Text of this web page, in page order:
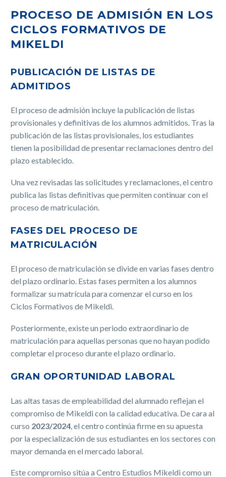
PROCESO DE ADMISIÓN EN LOS
CICLOS FORMATIVOS DE
MIKELDI
PUBLICACIÓN DE LISTAS DE
ADMITIDOS
El proceso de admisión incluye la publicación de listas
provisionales y definitivas de los alumnos admitidos. Tras la
publicación de las listas provisionales, los estudiantes
tienen la posibilidad de presentar reclamaciones dentro del
plazo establecido.
Una vez revisadas las solicitudes y reclamaciones, el centro
publica las listas definitivas que permiten continuar con el
proceso de matriculación.
FASES DEL PROCESO DE
MATRICULACIÓN
El proceso de matriculación se divide en varias fases dentro
del plazo ordinario. Estas fases permiten a los alumnos
formalizar su matrícula para comenzar el curso en los
Ciclos Formativos de Mikeldi.
Posteriormente, existe un periodo extraordinario de
matriculación para aquellas personas que no hayan podido
completar el proceso durante el plazo ordinario.
GRAN OPORTUNIDAD LABORAL
Las altas tasas de empleabilidad del alumnado reflejan el
compromiso de Mikeldi con la calidad educativa. De cara al
curso 2023/2024 , el centro continúa firme en su apuesta
por la especialización de sus estudiantes en los sectores con
mayor demanda en el mercado laboral.
Este compromiso sitúa a Centro Estudios Mikeldi como un